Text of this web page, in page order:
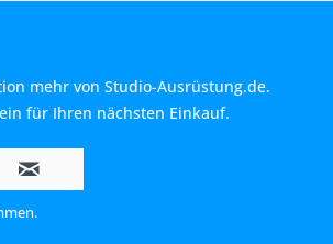
mehr von Studio-Ausrüstung.de.
für Ihren nächsten Einkauf.